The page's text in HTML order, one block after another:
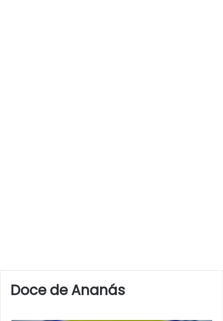
Doce de Ananás